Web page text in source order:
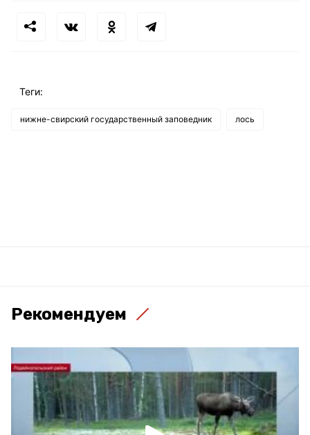
Теги:
нижне-свирский государственный заповедник лось
Рекомендуем